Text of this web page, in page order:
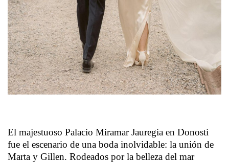
El majestuoso Palacio Miramar Jauregia en Donosti
fue el escenario de una boda inolvidable: la unión de
Marta y Gillen. Rodeados por la belleza del mar